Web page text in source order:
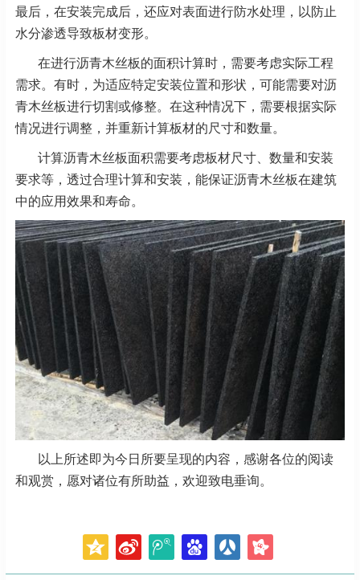
最后，在安装完成后，还应对表面进行防水处理，以防止
水分渗透导致板材变形。
在进行沥青木丝板的面积计算时，需要考虑实际工程
需求。有时，为适应特定安装位置和形状，可能需要对沥
青木丝板进行切割或修整。在这种情况下，需要根据实际
情况进行调整，并重新计算板材的尺寸和数量。
计算沥青木丝板面积需要考虑板材尺寸、数量和安装
要求等，透过合理计算和安装，能保证沥青木丝板在建筑
中的应用效果和寿命。
以上所述即为今日所要呈现的内容，感谢各位的阅读
和观赏，愿对诸位有所助益，欢迎致电垂询。